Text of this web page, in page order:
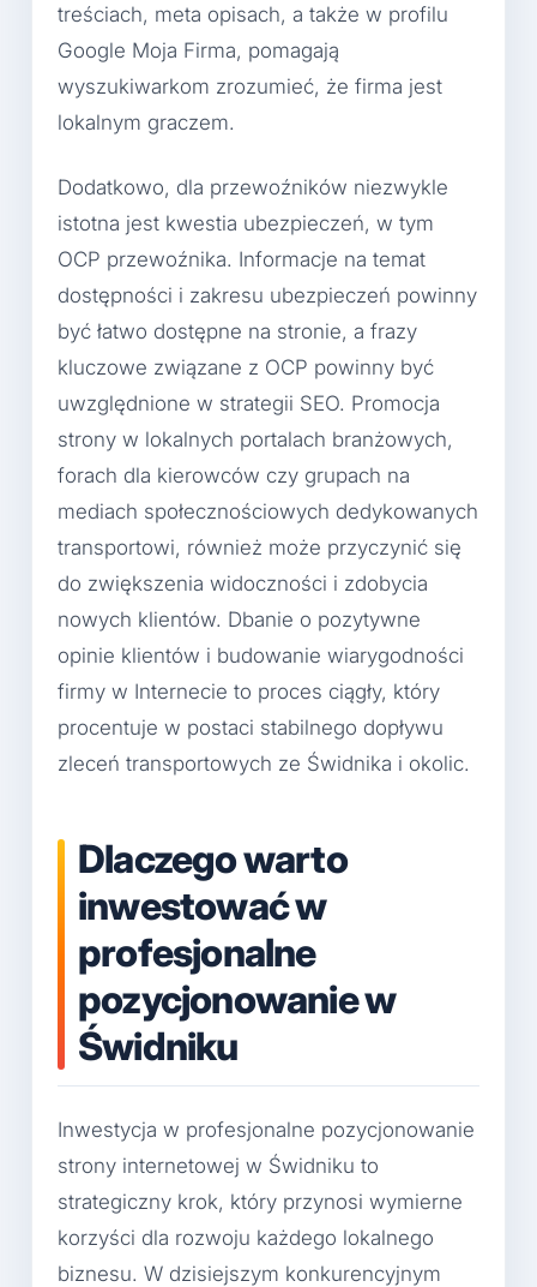
treściach, meta opisach, a także w profilu
Google Moja Firma, pomagają
wyszukiwarkom zrozumieć, że firma jest
lokalnym graczem.
Dodatkowo, dla przewoźników niezwykle
istotna jest kwestia ubezpieczeń, w tym
OCP przewoźnika. Informacje na temat
dostępności i zakresu ubezpieczeń powinny
być łatwo dostępne na stronie, a frazy
kluczowe związane z OCP powinny być
uwzględnione w strategii SEO. Promocja
strony w lokalnych portalach branżowych,
forach dla kierowców czy grupach na
mediach społecznościowych dedykowanych
transportowi, również może przyczynić się
do zwiększenia widoczności i zdobycia
nowych klientów. Dbanie o pozytywne
opinie klientów i budowanie wiarygodności
firmy w Internecie to proces ciągły, który
procentuje w postaci stabilnego dopływu
zleceń transportowych ze Świdnika i okolic.
Dlaczego warto
inwestować w
profesjonalne
pozycjonowanie w
Świdniku
Inwestycja w profesjonalne pozycjonowanie
strony internetowej w Świdniku to
strategiczny krok, który przynosi wymierne
korzyści dla rozwoju każdego lokalnego
biznesu. W dzisiejszym konkurencyjnym